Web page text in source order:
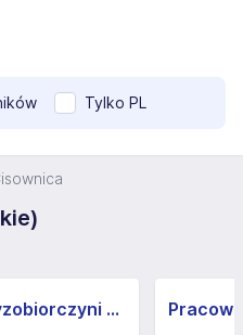
Tylko PL
Franczyzobiorca/Franczyzobiorczyni sklepu Żabka